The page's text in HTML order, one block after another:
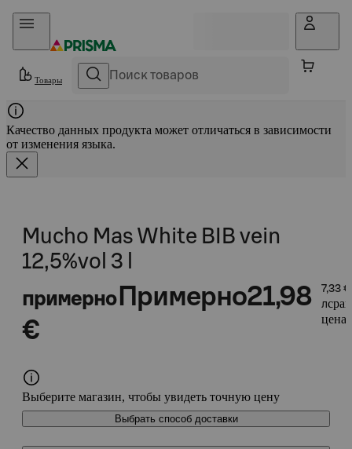
Прыгать в контент
Товары
Качество данных продукта может отличаться в зависимости
от изменения языка.
Mucho Mas White BIB vein
12,5%vol 3 l
примерно Примерно21,98
€
7,33
л
цена
Выберите магазин, чтобы увидеть точную цену
Выбрать способ доставки